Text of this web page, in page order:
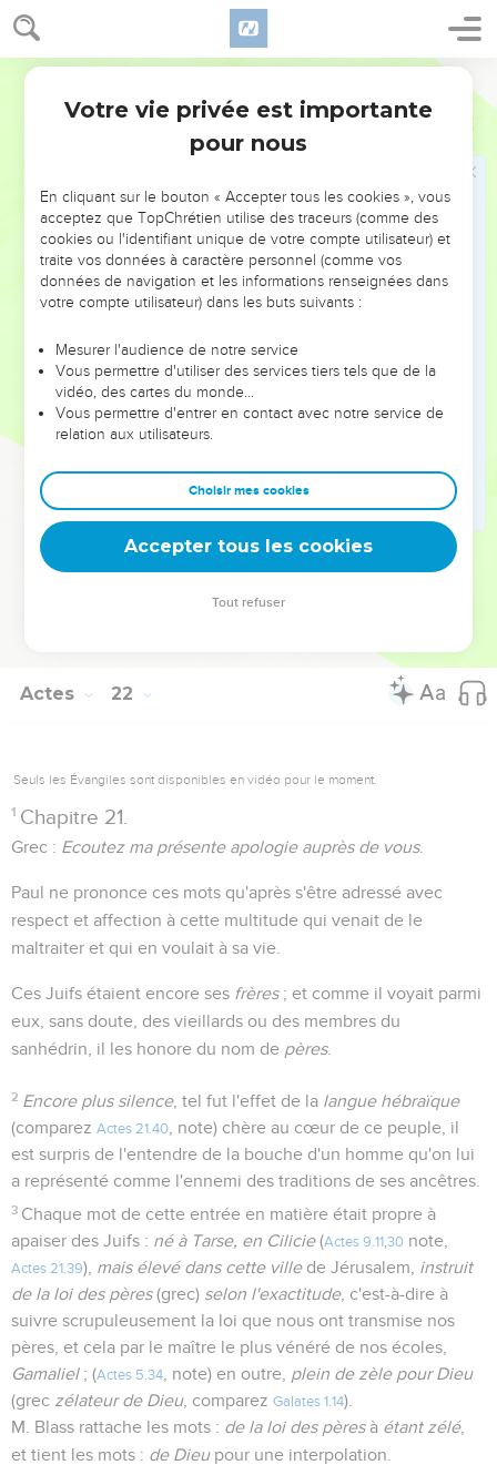
Actes 21
toutes les séditions.
Cette réponse de Paul disait à la fois qu'il n'était pas le
Il parle avec une certaine satisfaction de sa ville deTarse
qui non seulement n'étaitpas sans renom
)
La foule, quelque agitée qu'elle fut, voyant que le tribun
permettait à son prisonnier de parler, ne put quefaire
silence, Paul, en même temps,fit signe de la main
Au fond, dans cette multitude mobile, il n'y avait que les
instigateurs de l'émeute (verset 27
irrités contre l'apôtre.
établi, l'apôtre commença le discours qui va suivre
en langue
hébraïque, c'est-à-dire en araméen, langue nationale, qui
devait plaire à son auditoire. (Actes 22.2)
Actes 22
Seuls les Évangiles sont disponibles en vidéo pour le moment.
1 Chapitre 21.
Grec : Ecoutez ma présente apologie auprès de vous.
Paul ne prononce ces mots qu'après s'être adressé avec
respect et affection à cette multitude qui venait de le
maltraiter et qui en voulait à sa vie.
Ces Juifs étaient encore ses frères; et comme il voyait parmi
eux, sans doute, des vieillards ou des membres du
sanhédrin, il les honore du nom de pères.
2 Encore plus silence, tel fut l'effet de la langue hébraïque
(comparez Actes 21.40
, note) chère au cœur de ce peuple, il
est surpris de l'entendre de la bouche d'un homme qu'on lui
a représenté comme l'ennemi des traditions de ses ancêtres.
3 Chaque mot de cette entrée en matière était propre à
apaiser des Juifs : né à Tarse, en Cilicie(Actes 9.11 30 note,
Actes 21.39), mais élevé dans cette villede Jérusalem, instruit
de la loi des pères(grec) selon l'exactitude, c'est-à-dire à
suivre scrupuleusement la loi que nous ont transmise nos
pères, et cela par le maître le plus vénéré de nos écoles,
Gamaliel; (Actes 5.34 , note) en outre, plein de zèle pour Dieu
(grec zélateur de Dieu, comparez Galates 1.14).
M. Blass rattache les mots : de la loi des pèresà étant zélé,
et tient les mots : de Dieupour une interpolation.
Votre vie privée est importante
pour nous
En cliquant sur le bouton « Accepter tous les cookies », vous
acceptez que TopChrétien utilise des traceurs (comme des
cookies ou l'identifiant unique de votre compte utilisateur) et
traite vos données à caractère personnel (comme vos
données de navigation et les informations renseignées dans
votre compte utilisateur) dans les buts suivants :
Mesurer l'audience de notre service
Vous permettre d'utiliser des services tiers tels que de la
vidéo, des cartes du monde…
Vous permettre d'entrer en contact avec notre service de
relation aux utilisateurs.
Choisir mes cookies
Accepter tous les cookies
Tout refuser